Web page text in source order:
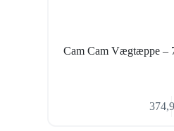
Cam Cam Vægtæppe –